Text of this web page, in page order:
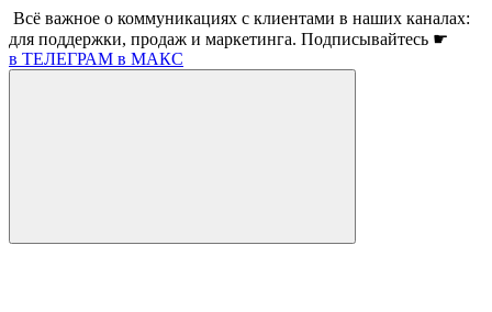
Всё важное о коммуникациях с клиентами в наших каналах:
для поддержки, продаж и маркетинга. Подписывайтесь ☛
в ТЕЛЕГРАМ в МАКС